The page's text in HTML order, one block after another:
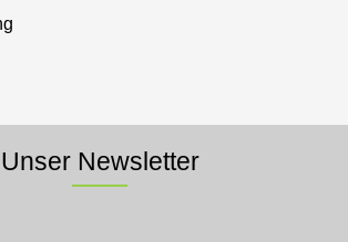
Unser Newsletter